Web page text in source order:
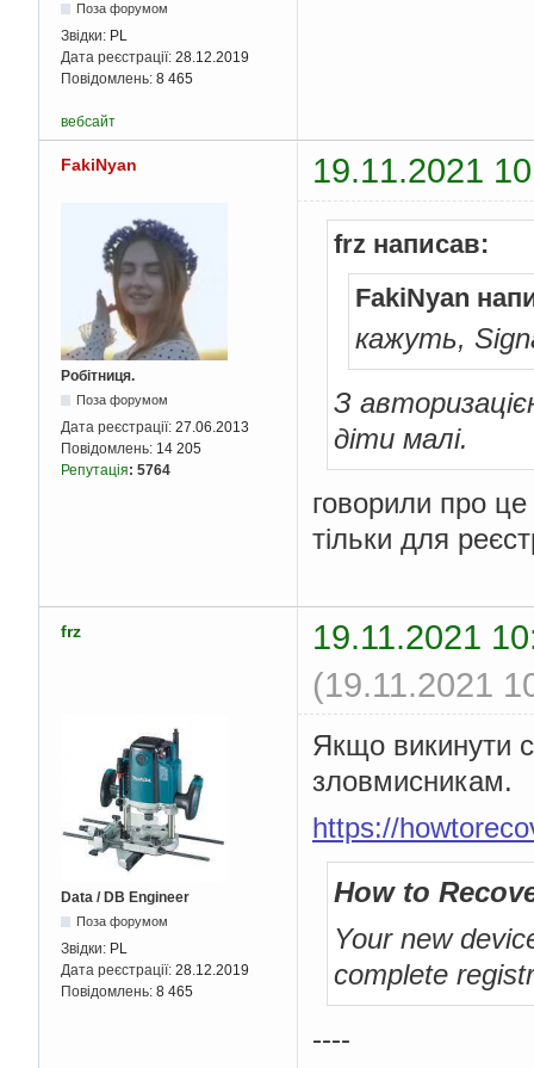
Поза форумом
Звідки: PL
Дата реєстрації: 28.12.2019
Повідомлень: 8 465
вебсайт
FakiNyan 19.11.2021
Робітниця.
Поза форумом
Дата реєстрації: 27.06.2013
Повідомлень: 14 205
Репутація: 5764
frz написав:
FakiNyan
кажуть,
З
діти малі.
говорили про це
тільки для
frz
19.11.2021
(19.11.2021
Data / DB Engineer
Поза форумом
Звідки: PL
Дата реєстрації: 28.12.2019
Повідомлень: 8 465
Якщо викинути
зловмисникам.
https://
How to
Your new
complete
----